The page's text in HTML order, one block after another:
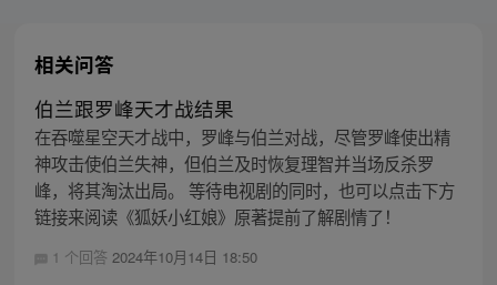
相关问答
伯兰跟罗峰天才战结果
在吞噬星空天才战中，罗峰与伯兰对战，尽管罗峰使出精
神攻击使伯兰失神，但伯兰及时恢复理智并当场反杀罗
峰，将其淘汰出局。 等待电视剧的同时，也可以点击下方
链接来阅读《狐妖小红娘》原著提前了解剧情了！
1 个回答 2024年10月14日 18:50